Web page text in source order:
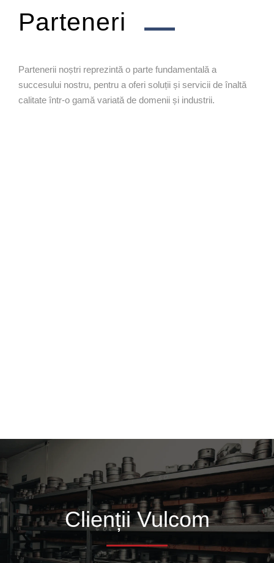
Parteneri
Partenerii noștri reprezintă o parte fundamentală a
succesului nostru, pentru a oferi soluții și servicii de înaltă
calitate într-o gamă variată de domenii și industrii.
Clienții Vulcom